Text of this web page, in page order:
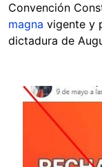
Convención
magna vigente y
dictadura de
Image